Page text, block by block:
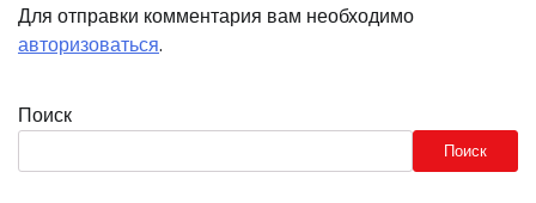
Для отправки комментария вам необходимо
авторизоваться.
Поиск
Поиск